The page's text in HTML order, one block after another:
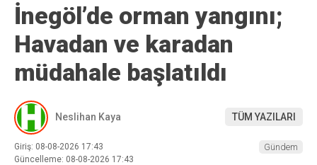
İnegöl’de orman yangını;
Havadan ve karadan
müdahale başlatıldı
Neslihan Kaya TÜM YAZILARI
Giriş: 08-08-2026 17:43
Güncelleme: 08-08-2026 17:43
Gündem